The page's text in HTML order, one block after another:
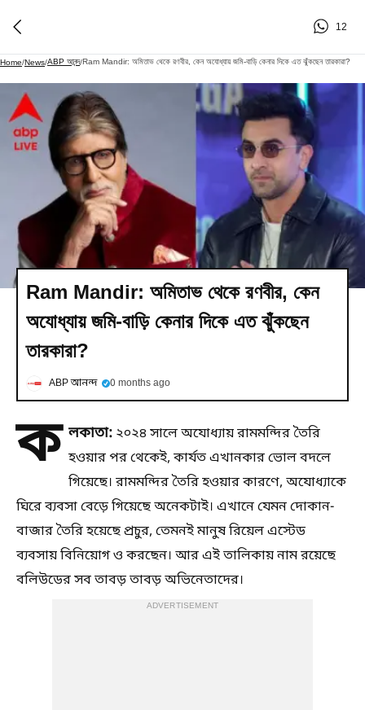
12
Home/News/ABP আনন্দ/Ram Mandir: অমিতাভ থেকে রণবীর, কেন অযোধ্যায় জমি-বাড়ি কেনার দিকে এত ঝুঁকছেন তারকারা?
Ram Mandir: অমিতাভ থেকে রণবীর, কেন
অযোধ্যায় জমি-বাড়ি কেনার দিকে এত ঝুঁকছেন
তারকারা?
ABP আনন্দ 0 months ago
ক লকাতা: ২০২৪ সালে অযোধ্যায় রামমন্দির তৈরি
হওয়ার পর থেকেই, কার্যত এখানকার ভোল বদলে
গিয়েছে। রামমন্দির তৈরি হওয়ার কারণে, অযোধ্যাকে
ঘিরে ব্যবসা বেড়ে গিয়েছে অনেকটাই। এখানে যেমন দোকান-
বাজার তৈরি হয়েছে প্রচুর, তেমনই মানুষ রিয়েল এস্টেড
ব্যবসায় বিনিয়োগ ও করছেন। আর এই তালিকায় নাম রয়েছে
বলিউডের সব তাবড় তাবড় অভিনেতাদের।
ADVERTISEMENT